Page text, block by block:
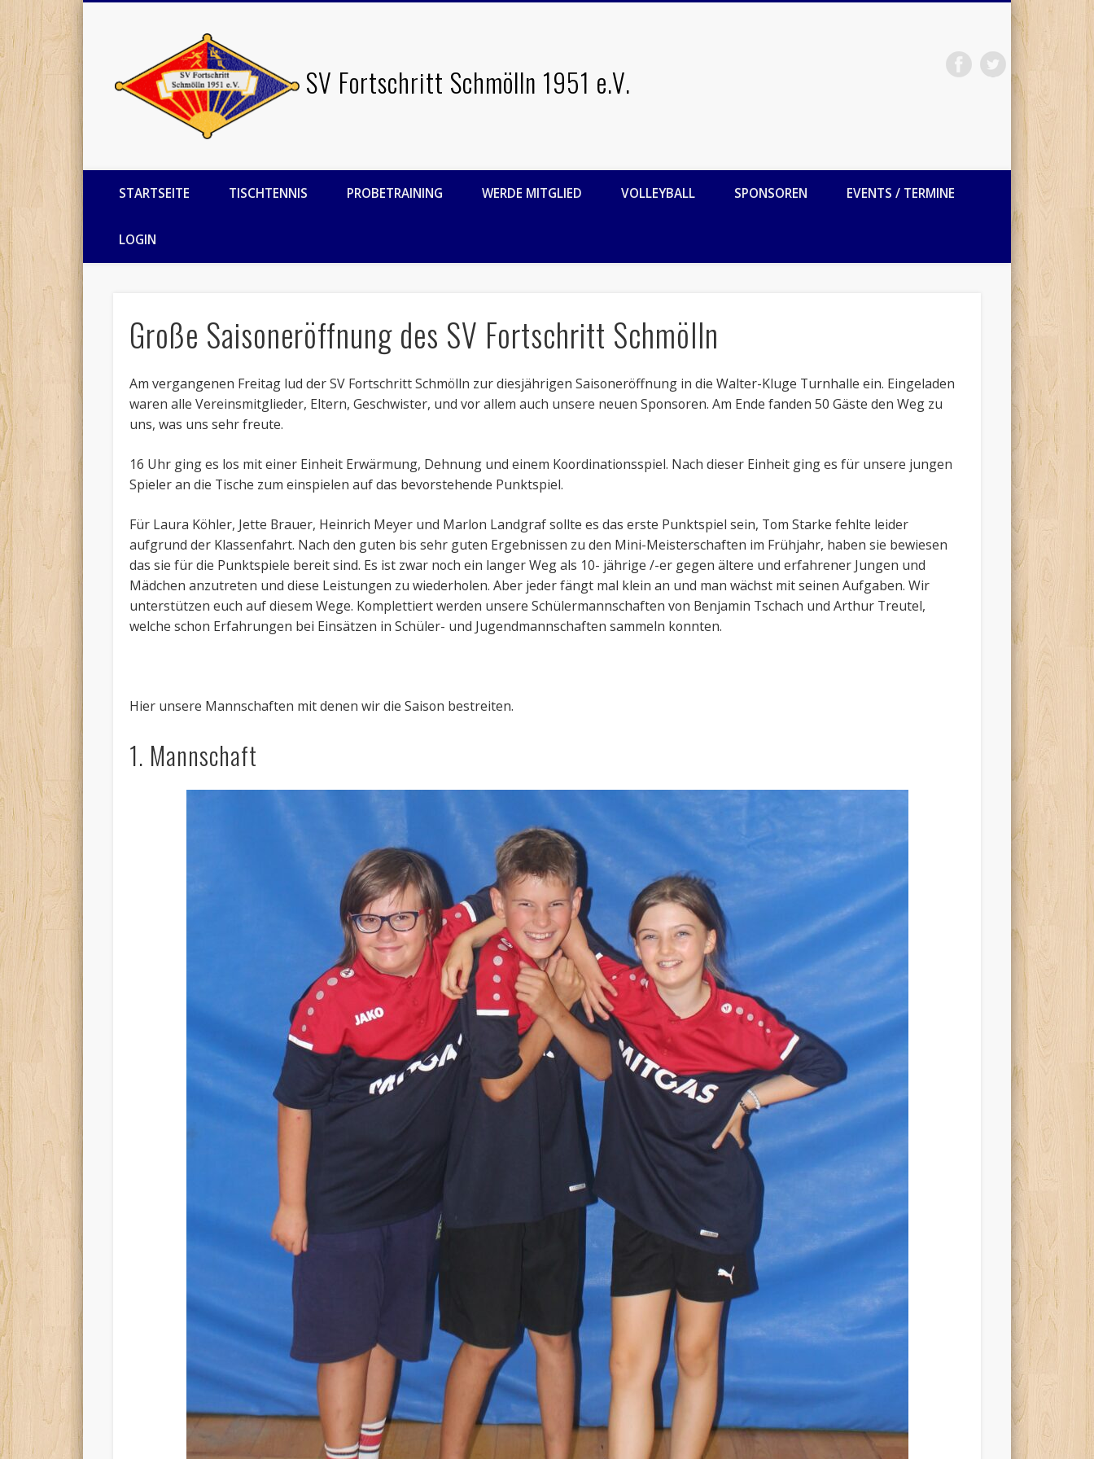
SV Fortschritt Schmölln 1951 e.V.
FacebookTwitter
STARTSEITE TISCHTENNIS PROBETRAINING WERDE MITGLIED VOLLEYBALL SPONSOREN EVENTS / TERMINE
LOGIN
Große Saisoneröffnung des SV Fortschritt Schmölln
Am vergangenen Freitag lud der SV Fortschritt Schmölln zur diesjährigen Saisoneröffnung in die Walter-Kluge Turnhalle ein. Eingeladen
waren alle Vereinsmitglieder, Eltern, Geschwister, und vor allem auch unsere neuen Sponsoren. Am Ende fanden 50 Gäste den Weg zu
uns, was uns sehr freute.
16 Uhr ging es los mit einer Einheit Erwärmung, Dehnung und einem Koordinationsspiel. Nach dieser Einheit ging es für unsere jungen
Spieler an die Tische zum einspielen auf das bevorstehende Punktspiel.
Für Laura Köhler, Jette Brauer, Heinrich Meyer und Marlon Landgraf sollte es das erste Punktspiel sein, Tom Starke fehlte leider
aufgrund der Klassenfahrt. Nach den guten bis sehr guten Ergebnissen zu den Mini-Meisterschaften im Frühjahr, haben sie bewiesen
das sie für die Punktspiele bereit sind. Es ist zwar noch ein langer Weg als 10- jährige /-er gegen ältere und erfahrener Jungen und
Mädchen anzutreten und diese Leistungen zu wiederholen. Aber jeder fängt mal klein an und man wächst mit seinen Aufgaben. Wir
unterstützen euch auf diesem Wege. Komplettiert werden unsere Schülermannschaften von Benjamin Tschach und Arthur Treutel,
welche schon Erfahrungen bei Einsätzen in Schüler- und Jugendmannschaften sammeln konnten.
Hier unsere Mannschaften mit denen wir die Saison bestreiten.
1. Mannschaft